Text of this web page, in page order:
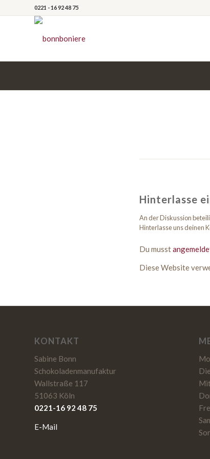
0221 - 16 92 48 75
Hinterlasse
An der Diskussion
Hinterlasse uns deinen
Du musst
Diese Website
KONTAKT
Sabine Bonn
Schokoladenmanufaktur
Wallstraße 117
51063 Köln
0221-16 92 48 75
E-Mail